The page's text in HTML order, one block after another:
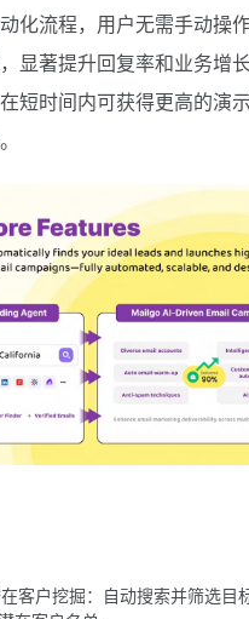
化流程，用户无需手动操
显著提升回复率和业务增
短时间内可获得更高的演
客户挖掘：自动搜索并筛选目